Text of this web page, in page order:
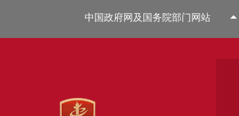
中国政府网及国务院部门网站